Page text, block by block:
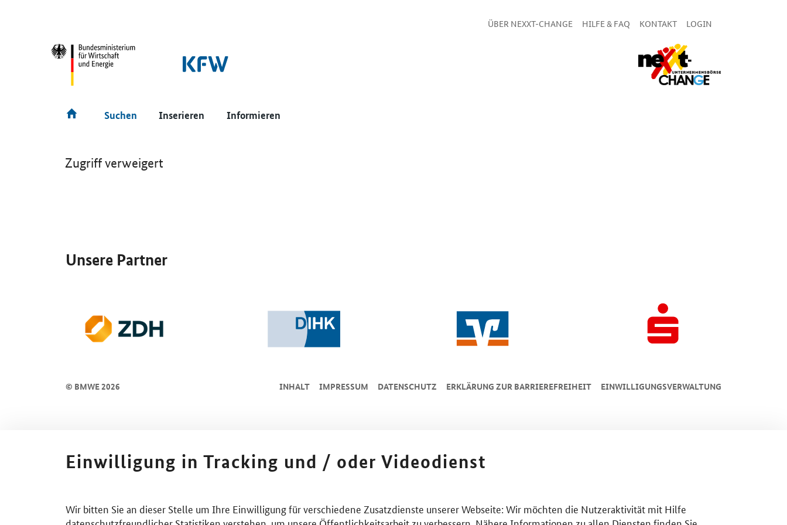
ÜBER NEXXT-CHANGE HILFE & FAQ KONTAKT LOGIN
Suchen Inserieren Informieren
Zugriff verweigert
Unsere Partner
© BMWE 2026 INHALT IMPRESSUM DA­TEN­SCHUTZ ERKLÄRUNG ZUR BARRIEREFREIHEIT EINWILLIGUNGSVERWALTUNG
Einwilligung in Tracking und / oder Videodienst
Wir bitten Sie an dieser Stelle um Ihre Einwilligung für verschiedene Zusatzdienste unserer Webseite: Wir möchten die Nutzeraktivität mit Hilfe